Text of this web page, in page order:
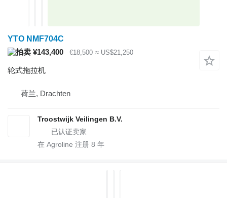
YTO NMF704C
¥143,400
€18,500 ≈ US$21,250
轮式拖拉机
荷兰, Drachten
Troostwijk Veilingen B.V.
在 Agroline 注册 8 年